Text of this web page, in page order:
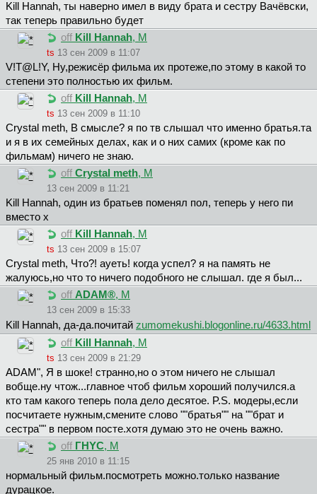
Kill Hannah, ты наверно имел в виду брата и сестру Вачёвски,
так теперь правильно будет
off Kill Hannah, М
ts 13 сен 2009 в 11:07
V!T@L!Y, Ну,режисёр фильма их протеже,по этому в какой то
степени это полностью их фильм.
off Kill Hannah, М
ts 13 сен 2009 в 11:10
Crystal meth, В смысле? я по тв слышал что именно братья.та
и я в их семейных делах, как и о них самих (кроме как по
фильмам) ничего не знаю.
off Crystal meth, М
13 сен 2009 в 11:21
Kill Hannah, один из братьев поменял пол, теперь у него пи
вместо х
off Kill Hannah, М
ts 13 сен 2009 в 15:07
Crystal meth, Что?! ауеть! когда успел? я на память не
жалуюсь,но что то ничего подобного не слышал. где я был...
off ADAM®, М
13 сен 2009 в 15:33
Kill Hannah, да-да.почитай zumomekushi.blogonline.ru/4633.html
off Kill Hannah, М
ts 13 сен 2009 в 21:29
ADAM", Я в шоке! странно,но о этом ничего не слышал
вобще.ну чтож...главное чтоб фильм хороший получился.а
кто там какого теперь пола дело десятое. P.S. модеры,если
посчитаете нужным,смените слово ""братья"" на ""брат и
сестра"" в первом посте.хотя думаю это не очень важно.
off ГHYC, М
25 янв 2010 в 11:15
нормальный фильм.посмотреть можно.только название
дурацкое.